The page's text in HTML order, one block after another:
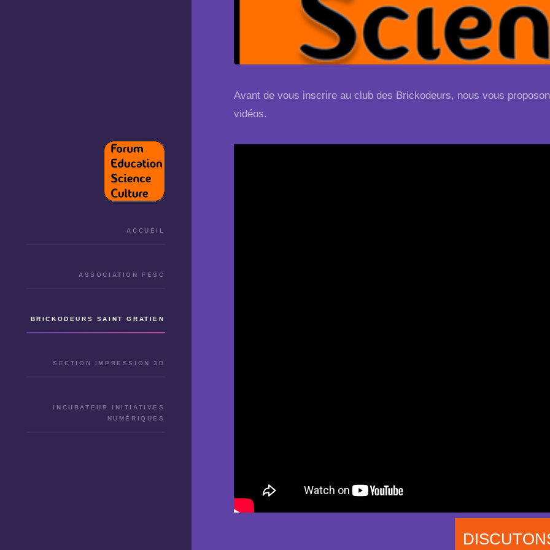
ACCUEIL
ASSOCIATION FESC
BRICKODEURS SAINT GRATIEN
SECTION IMPRESSION 3D
INCUBATEUR INITIATIVES
NUMÉRIQUES
Avant de vous inscrire au club des Brickodeurs, nous vous
vidéos.